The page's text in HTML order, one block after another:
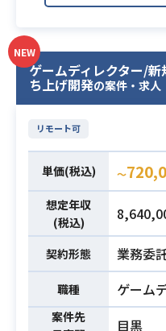
運用ま
業務内容
ロント
Node.js
エンド
プロダ
具体的
おりま
【業務
・新規
・既存
グ
NEW
ゲームディレクター/
ち上げ開発の案件・求人
リモート可
単価(税込) 〜
想定年収
(税込)
契約形態 業務委
職種 ゲーム
案件先
目黒